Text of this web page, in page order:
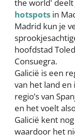
the world' deelt
hotspots in
Madrid kun je
hoofdstad
Consuegra.
Galicië is een
van het land
regio’s van
en het voelt
Galicië kent
waardoor het